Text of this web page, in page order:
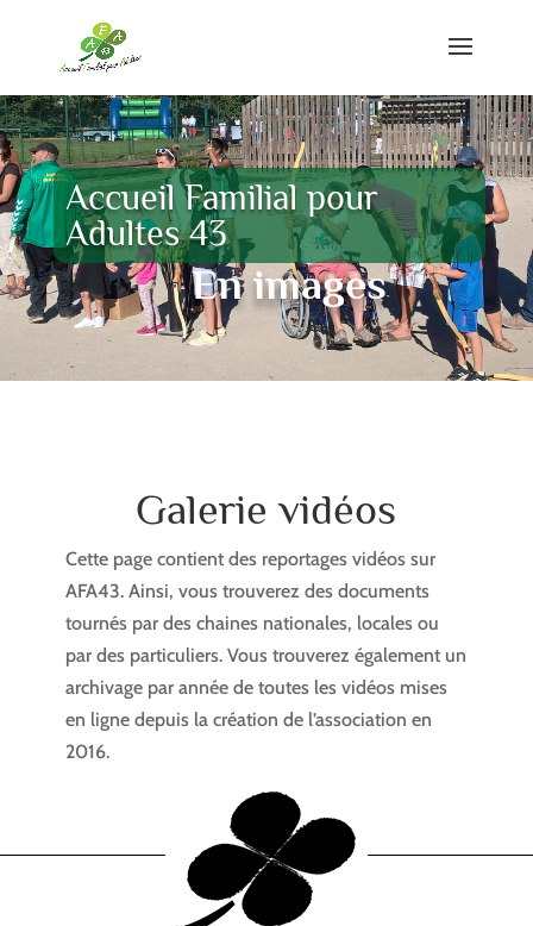
Accueil Familial pour
Adultes 43
En images
Galerie vidéos
Cette page contient des reportages vidéos sur
AFA43. Ainsi, vous trouverez des documents
tournés par des chaines nationales, locales ou
par des particuliers. Vous trouverez également un
archivage par année de toutes les vidéos mises
en ligne depuis la création de l’association en
2016.